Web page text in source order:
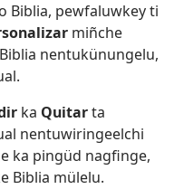
Biblia, pewfaluwkey ti
miñche
nentukünungelu,
ka Quitarta
nentuwiringeelchi
ka pingüd nagfinge,
Biblia mülelu.